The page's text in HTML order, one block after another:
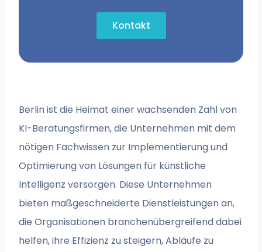
Kontakt
Berlin ist die Heimat einer wachsenden Zahl von
KI-Beratungsfirmen, die Unternehmen mit dem
nötigen Fachwissen zur Implementierung und
Optimierung von Lösungen für künstliche
Intelligenz versorgen. Diese Unternehmen
bieten maßgeschneiderte Dienstleistungen an,
die Organisationen branchenübergreifend dabei
helfen, ihre Effizienz zu steigern, Abläufe zu